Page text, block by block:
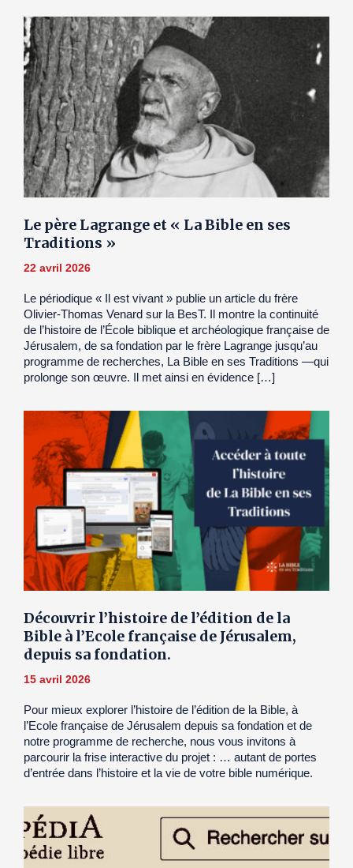
Le père Lagrange et « La Bible en ses
Traditions »
22 avril 2026
Le périodique « Il est vivant » publie un article du frère
Olivier-Thomas Venard sur la BesT. Il montre la continuité
de l’histoire de l’École biblique et archéologique française de
Jérusalem, de sa fondation par le frère Lagrange jusqu’au
programme de recherches, La Bible en ses Traditions —qui
prolonge son œuvre. Il met ainsi en évidence […]
Découvrir l’histoire de l’édition de la
Bible à l’Ecole française de Jérusalem,
depuis sa fondation.
15 avril 2026
Pour mieux explorer l’histoire de l’édition de la Bible, à
l’Ecole française de Jérusalem depuis sa fondation et de
notre programme de recherche, nous vous invitons à
parcourir la frise interactive du projet : … autant de portes
d’entrée dans l’histoire et la vie de votre bible numérique.